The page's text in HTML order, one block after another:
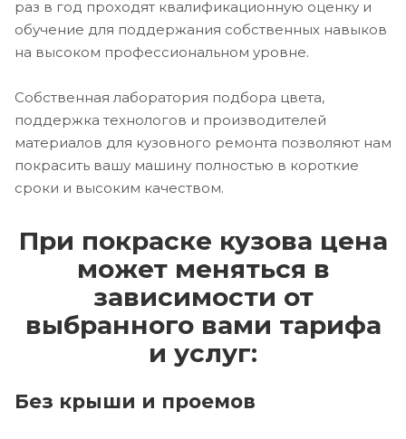
раз в год проходят квалификационную оценку и
обучение для поддержания собственных навыков
на высоком профессиональном уровне.
Собственная лаборатория подбора цвета,
поддержка технологов и производителей
материалов для кузовного ремонта позволяют нам
покрасить вашу машину полностью в короткие
сроки и высоким качеством.
При покраске кузова цена
может меняться в
зависимости от
выбранного вами тарифа
и услуг:
Без крыши и проемов